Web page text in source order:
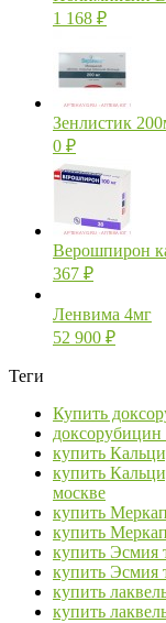
1 168 ₽
Зенлистик
0 ₽
Верошпирон
367 ₽
Ленвима 4мг
52 900 ₽
Теги
Купить
доксорубицин
купить
купить
москве
купить
купить
купить Эсмия
купить Эсмия
купить
купить